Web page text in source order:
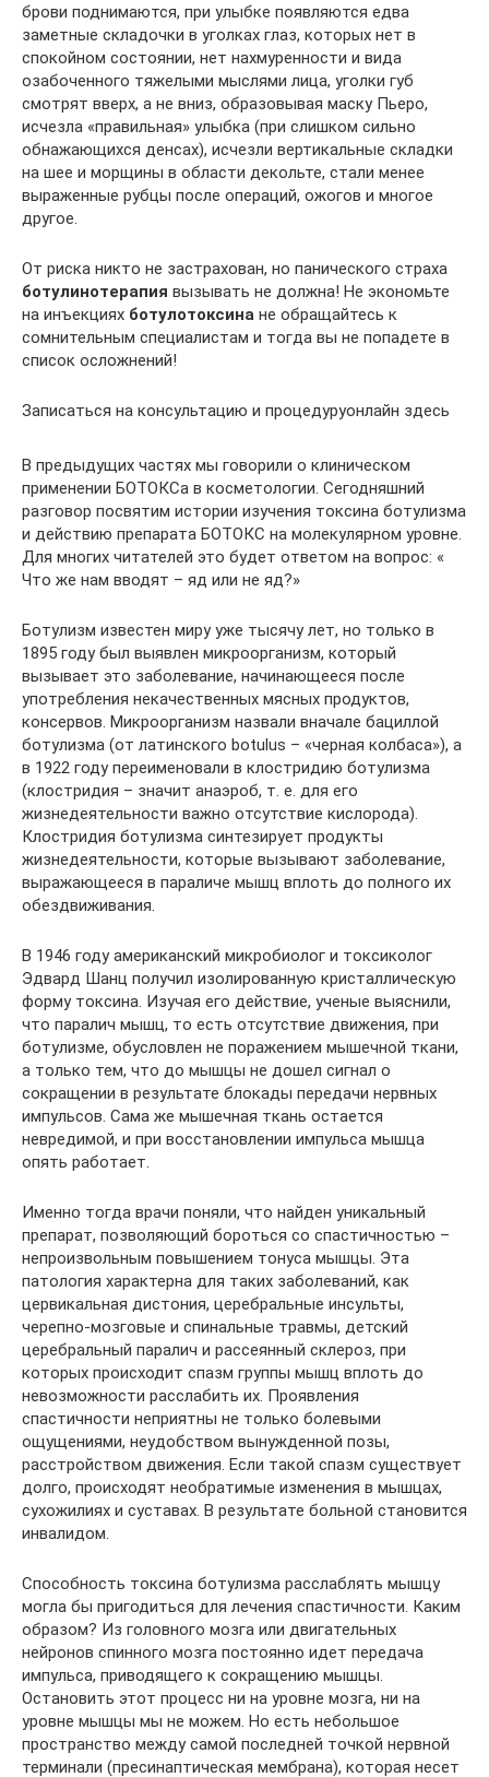
брови поднимаются, при улыбке появляются едва
заметные складочки в уголках глаз, которых нет в
спокойном состоянии, нет нахмуренности и вида
озабоченного тяжелыми мыслями лица, уголки губ
смотрят вверх, а не вниз, образовывая маску Пьеро,
исчезла «правильная» улыбка (при слишком сильно
обнажающихся денсах), исчезли вертикальные складки
на шее и морщины в области декольте, стали менее
выраженные рубцы после операций, ожогов и многое
другое.
От риска никто не застрахован, но панического страха
ботулинотерапия вызывать не должна! Не экономьте
на инъекциях ботулотоксина не обращайтесь к
сомнительным специалистам и тогда вы не попадете в
список осложнений!
Записаться на консультацию и процедуруонлайн здесь
В предыдущих частях мы говорили о клиническом
применении БОТОКСа в косметологии. Сегодняшний
разговор посвятим истории изучения токсина ботулизма
и действию препарата БОТОКС на молекулярном уровне.
Для многих читателей это будет ответом на вопрос: «
Что же нам вводят – яд или не яд?»
Ботулизм известен миру уже тысячу лет, но только в
1895 году был выявлен микроорганизм, который
вызывает это заболевание, начинающееся после
употребления некачественных мясных продуктов,
консервов. Микроорганизм назвали вначале бациллой
ботулизма (от латинского botulus – «черная колбаса»), а
в 1922 году переименовали в клостридию ботулизма
(клостридия – значит анаэроб, т. е. для его
жизнедеятельности важно отсутствие кислорода).
Клостридия ботулизма синтезирует продукты
жизнедеятельности, которые вызывают заболевание,
выражающееся в параличе мышц вплоть до полного их
обездвиживания.
В 1946 году американский микробиолог и токсиколог
Эдвард Шанц получил изолированную кристаллическую
форму токсина. Изучая его действие, ученые выяснили,
что паралич мышц, то есть отсутствие движения, при
ботулизме, обусловлен не поражением мышечной ткани,
а только тем, что до мышцы не дошел сигнал о
сокращении в результате блокады передачи нервных
импульсов. Сама же мышечная ткань остается
невредимой, и при восстановлении импульса мышца
опять работает.
Именно тогда врачи поняли, что найден уникальный
препарат, позволяющий бороться со спастичностью –
непроизвольным повышением тонуса мышцы. Эта
патология характерна для таких заболеваний, как
цервикальная дистония, церебральные инсульты,
черепно-мозговые и спинальные травмы, детский
церебральный паралич и рассеянный склероз, при
которых происходит спазм группы мышц вплоть до
невозможности расслабить их. Проявления
спастичности неприятны не только болевыми
ощущениями, неудобством вынужденной позы,
расстройством движения. Если такой спазм существует
долго, происходят необратимые изменения в мышцах,
сухожилиях и суставах. В результате больной становится
инвалидом.
Способность токсина ботулизма расслаблять мышцу
могла бы пригодиться для лечения спастичности. Каким
образом? Из головного мозга или двигательных
нейронов спинного мозга постоянно идет передача
импульса, приводящего к сокращению мышцы.
Остановить этот процесс ни на уровне мозга, ни на
уровне мышцы мы не можем. Но есть небольшое
пространство между самой последней точкой нервной
терминали (пресинаптическая мембрана), которая несет